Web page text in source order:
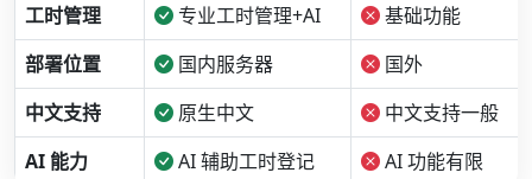
工时管理
专业工时管理+AI
基础功能
部署位置
国内服务器
国外
中文支持
原生中文
中文支持一般
AI 能力
AI 辅助工时登记 AI 功能有限